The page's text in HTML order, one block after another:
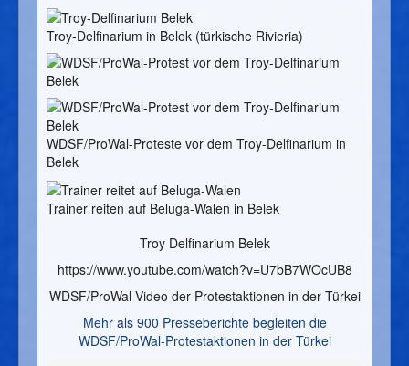
Troy-Delfinarium in Belek (türkische Rivieria)
WDSF/ProWal-Proteste vor dem Troy-Delfinarium in
Belek
Trainer reiten auf Beluga-Walen in Belek
Troy Delfinarium Belek
https://www.youtube.com/watch?v=U7bB7WOcUB8
WDSF/ProWal-Video der Protestaktionen in der Türkei
Mehr als 900 Presseberichte begleiten die
WDSF/ProWal-Protestaktionen in der Türkei